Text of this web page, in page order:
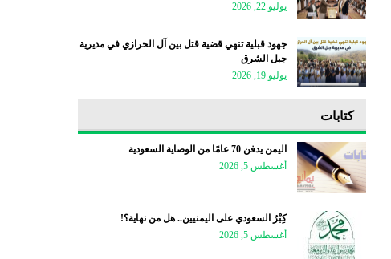
يوليو 22, 2026
جهود قبلية تنهي قضية قتل بين آل الحرازي في مديرية
جبل الشرق
يوليو 19, 2026
كتابات
اليمن يدفن 70 عامًا من الوصاية السعودية
أغسطس 5, 2026
كِبْرُ السعودي على اليمنيين.. هل من نهاية؟!
أغسطس 5, 2026